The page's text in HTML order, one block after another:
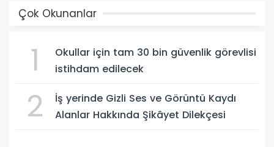
Çok Okunanlar
1
Okullar için tam 30 bin güvenlik görevlisi
istihdam edilecek
2
İş yerinde Gizli Ses ve Görüntü Kaydı
Alanlar Hakkında Şikâyet Dilekçesi